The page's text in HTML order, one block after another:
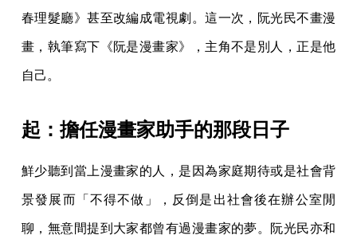
春理髮廳》甚至改編成電視劇。這一次，阮光民不畫漫
畫，執筆寫下《阮是漫畫家》，主角不是別人，正是他
自己。
起：擔任漫畫家助手的那段日子
鮮少聽到當上漫畫家的人，是因為家庭期待或是社會背
景發展而「不得不做」，反倒是出社會後在辦公室閒
聊，無意間提到大家都曾有過漫畫家的夢。阮光民亦和